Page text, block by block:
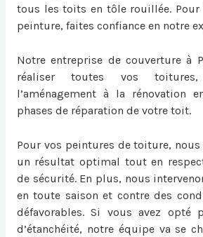
tous les toits en tôle rouillée. Pour
peinture, faites confiance en notre
Notre entreprise de couverture à
réaliser toutes vos
l’aménagement à la rénovation
phases de réparation de votre toit.
Pour vos peintures de toiture,
un résultat optimal tout en
de sécurité. En plus, nous
en toute saison et contre des
défavorables. Si vous avez opté
d’étanchéité, notre équipe va se